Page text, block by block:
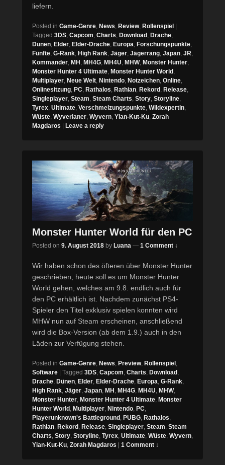
liefern.
Posted in Game-Genre, News, Review, Rollenspiel
Tagged 3DS, Capcom, Charts, Download , Drache,
Dünen, Elder, Elder-Drache, Europa, Forschungspunkte,
Fünfte, G-Rank, High Rank, Jäger, Jägerrang, Japan, JR,
Kommander, MH , MH4G, MH4U, MHW, Monster Hunter,
Monster Hunter 4 Ultimate, Monster Hunter World ,
Multiplayer, Neue Welt, Nintendo, Notzeichen, Online,
Onlinesitzung, PC, Rathalos, Rathian, Rekord , Release,
Singleplayer, Steam, Steam Charts, Story, Storyline,
Tyrex, Ultimate, Verschmelzungspunkte, Wildexpertin,
Wüste, Wyverianer, Wyvern, Yian-Kut-Ku, Zorah
Magdaros
Leave a reply
Monster Hunter World für den PC
Posted on 9. August 2018 by Luana — 1 Comment ↓
Wir haben schon des öfteren über Monster Hunter
geschrieben, heute soll es um Monster Hunter
World gehen, welches am 9.8. endlich auch für
den PC erhältlich ist. Nachdem zunächst PS4-
Spieler den Titel exklusiv spielen konnten wird
MHW nun auf Steam erscheinen, anschließend
wird die Box-Version (ab dem 1.9.) auch in den
Läden zur Verfügung stehen.
Posted in Game-Genre, News, Preview, Rollenspiel ,
Software
Tagged 3DS, Capcom, Charts, Download ,
Drache, Dünen, Elder, Elder-Drache, Europa, G-Rank,
High Rank, Jäger, Japan, MH , MH4G, MH4U, MHW,
Monster Hunter, Monster Hunter 4 Ultimate, Monster
Hunter World , Multiplayer, Nintendo, PC,
Playerunknown's Battleground , PUBG, Rathalos,
Rathian, Rekord , Release, Singleplayer, Steam, Steam
Charts, Story, Storyline, Tyrex, Ultimate, Wüste, Wyvern,
Yian-Kut-Ku, Zorah Magdaros 1 Comment ↓